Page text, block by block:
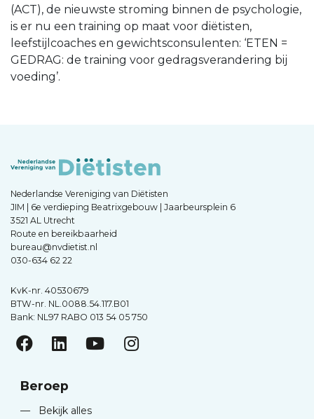
(ACT), de nieuwste stroming binnen de psychologie,
is er nu een training op maat voor diëtisten,
leefstijlcoaches en gewichtsconsulenten: ‘ETEN =
GEDRAG: de training voor gedragsverandering bij
voeding’.
Nederlandse Vereniging van Diëtisten
JIM | 6e verdieping Beatrixgebouw | Jaarbeursplein 6
3521 AL Utrecht
Route en bereikbaarheid
bureau@nvdietist.nl
030-634 62 22
KvK-nr. 40530679
BTW-nr. NL.0088.54.117.B01
Bank: NL97 RABO 013 54 05 750
Beroep
—
Bekijk alles